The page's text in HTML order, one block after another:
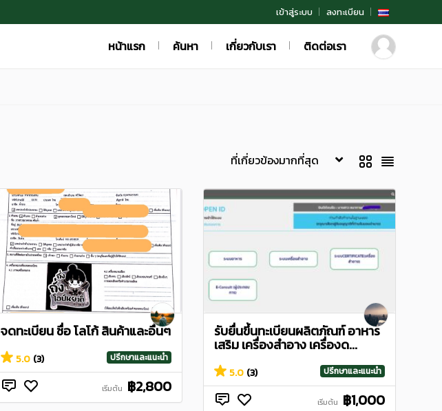
เข้าสู่ระบบ ลงทะเบียน
หน้าแรก ค้นหา เกี่ยวกับเรา ติดต่อเรา
จดทะเบียน ชื่อ โลโก้ สินค้าและอื่นๆ
5.0 (3) ปรึกษาและแนะนำ
เริ่มต้น ฿2,800
รับยื่นขึ้นทะเบียนผลิตภัณฑ์ อาหาร
เสริม เครื่องสำอาง เครื่องด...
5.0 (3) ปรึกษาและแนะนำ
เริ่มต้น ฿1,000